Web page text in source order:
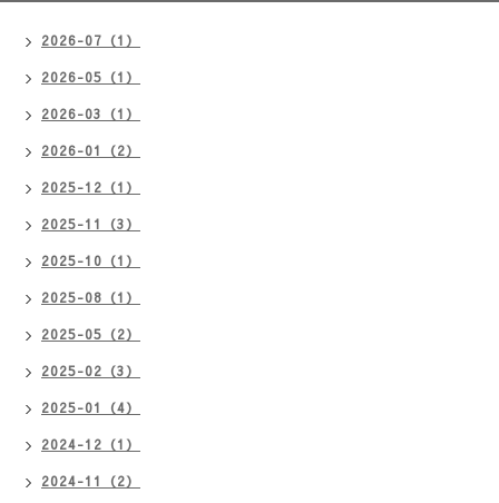
2026-07（1）
2026-05（1）
2026-03（1）
2026-01（2）
2025-12（1）
2025-11（3）
2025-10（1）
2025-08（1）
2025-05（2）
2025-02（3）
2025-01（4）
2024-12（1）
2024-11（2）